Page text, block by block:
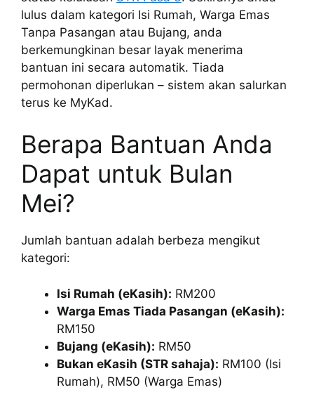
lulus dalam kategori Isi Rumah, Warga Emas
Tanpa Pasangan atau Bujang, anda
berkemungkinan besar layak menerima
bantuan ini secara automatik. Tiada
permohonan diperlukan – sistem akan salurkan
terus ke MyKad.
Berapa Bantuan Anda
Dapat untuk Bulan
Mei?
Jumlah bantuan adalah berbeza mengikut
kategori:
Isi Rumah (eKasih): RM200
Warga Emas Tiada Pasangan (eKasih):
RM150
Bujang (eKasih): RM50
Bukan eKasih (STR sahaja): RM100 (Isi
Rumah), RM50 (Warga Emas)